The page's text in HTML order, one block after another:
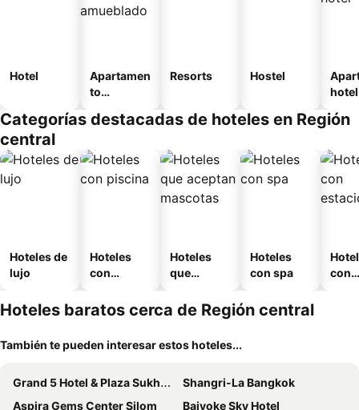
Hotel
Apartamen
to
o
Resorts Hostel
hotel
Categorías destacadas de hoteles en Región
central
Hoteles de
lujo
Hoteles
con
Hoteles
que
mascotas
Hoteles
con spa
con
Hoteles baratos cerca de Región central
También te pueden interesar estos hoteles...
Grand 5 Hotel & Plaza Sukhumvit Bangkok
Shangri-La Bangkok
Aspira Gems Center Silom
Baiyoke Sky Hotel